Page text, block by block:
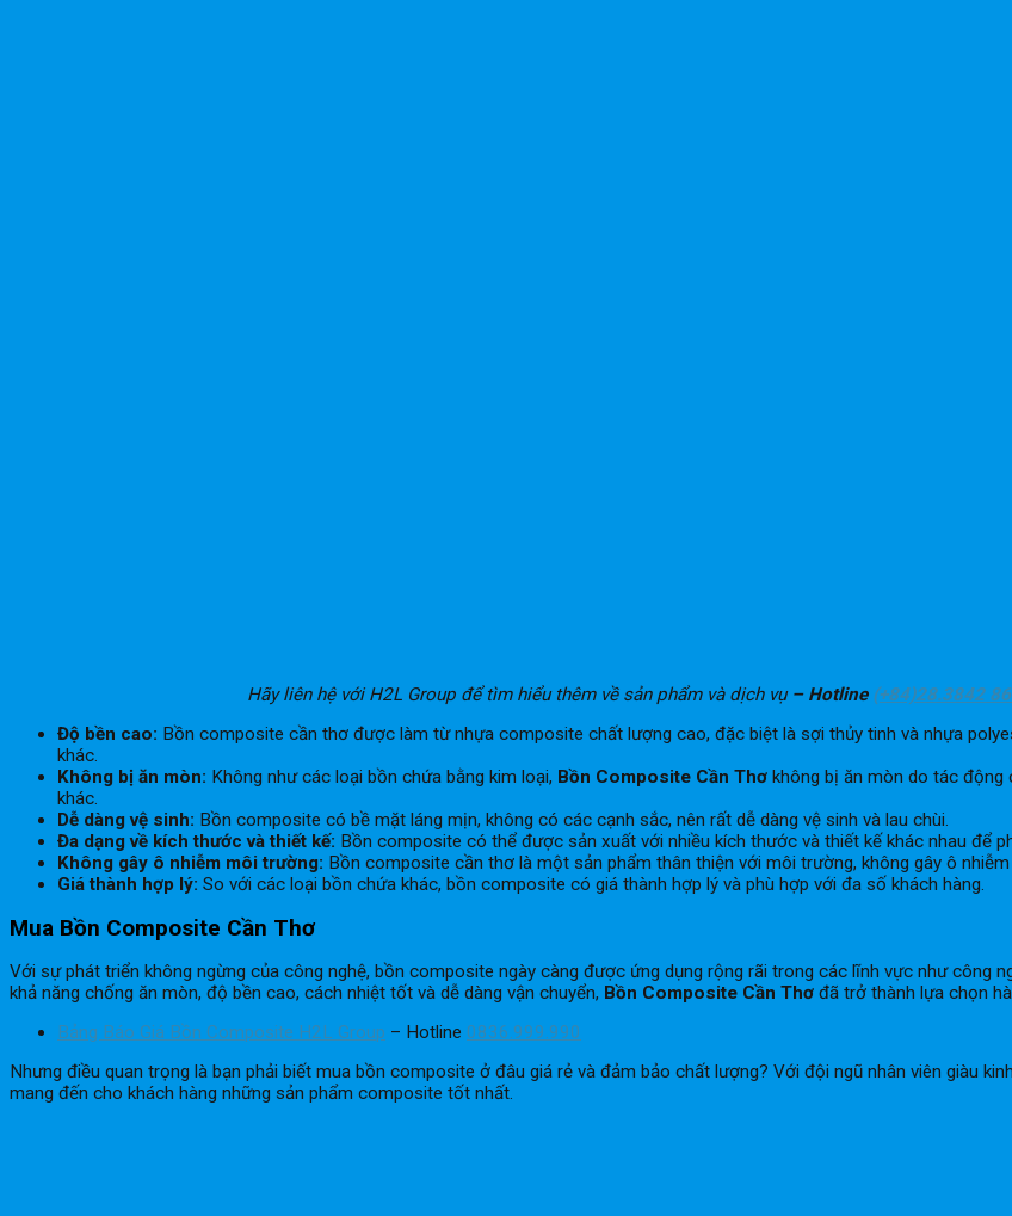
Hãy liên hệ với H2L Group để tìm hiểu thêm về sản phẩm và dịch vụ – Hotline (+84)28.3842
Độ bền cao: Bồn composite cần thơ được làm từ nhựa composite chất lượng cao, đặc biệt là sợi thủy tinh và nhựa
khác.
Không bị ăn mòn: Không như các loại bồn chứa bằng kim loại, Bồn Composite Cần Thơ không bị ăn mòn do tác động
khác.
Dễ dàng vệ sinh: Bồn composite có bề mặt láng mịn, không có các cạnh sắc, nên rất dễ dàng vệ sinh và lau chùi.
Đa dạng về kích thước và thiết kế: Bồn composite có thể được sản xuất với nhiều kích thước và thiết kế khác nhau để
Không gây ô nhiễm môi trường: Bồn composite cần thơ là một sản phẩm thân thiện với môi trường, không gây ô
Giá thành hợp lý: So với các loại bồn chứa khác, bồn composite có giá thành hợp lý và phù hợp với đa số khách hàng.
Mua Bồn Composite Cần Thơ
Với sự phát triển không ngừng của công nghệ, bồn composite ngày càng được ứng dụng rộng rãi trong các lĩnh vực như công
khả năng chống ăn mòn, độ bền cao, cách nhiệt tốt và dễ dàng vận chuyển, Bồn Composite Cần Thơ đã trở thành lựa chọn
Bảng Báo Giá Bồn Composite H2L Group – Hotline 0836.999.990
Nhưng điều quan trọng là bạn phải biết mua bồn composite ở đâu giá rẻ và đảm bảo chất lượng? Với đội ngũ nhân viên giàu
mang đến cho khách hàng những sản phẩm composite tốt nhất.